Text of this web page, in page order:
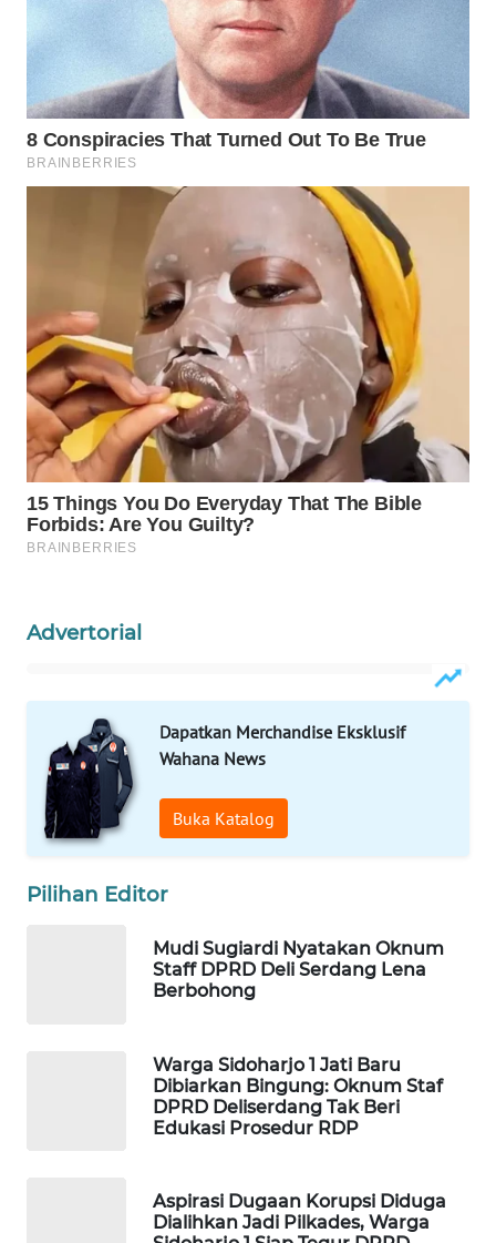
Advertorial
Dapatkan Merchandise Eksklusif
Wahana News
Buka Katalog
Pilihan Editor
Mudi Sugiardi Nyatakan Oknum
Staff DPRD Deli Serdang Lena
Berbohong
Warga Sidoharjo 1 Jati Baru
Dibiarkan Bingung: Oknum Staf
DPRD Deliserdang Tak Beri
Edukasi Prosedur RDP
Aspirasi Dugaan Korupsi Diduga
Dialihkan Jadi Pilkades, Warga
WAHANA
SELEB
WAHANA
WAHANA
HEALTH
WAHANA
DESA
WISATA
LAPAK
WAHANA
Network
LISTRIK
MASYARAKAT
KELISTRIKAN
WALINKI